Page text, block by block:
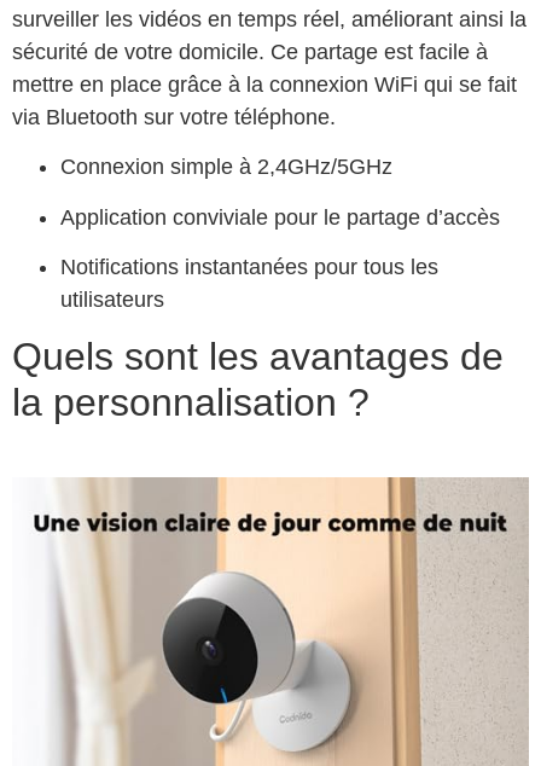
surveiller les vidéos en temps réel, améliorant ainsi la
sécurité de votre domicile. Ce partage est facile à
mettre en place grâce à la connexion WiFi qui se fait
via Bluetooth sur votre téléphone.
Connexion simple à 2,4GHz/5GHz
Application conviviale pour le partage d’accès
Notifications instantanées pour tous les
utilisateurs
Quels sont les avantages de
la personnalisation ?